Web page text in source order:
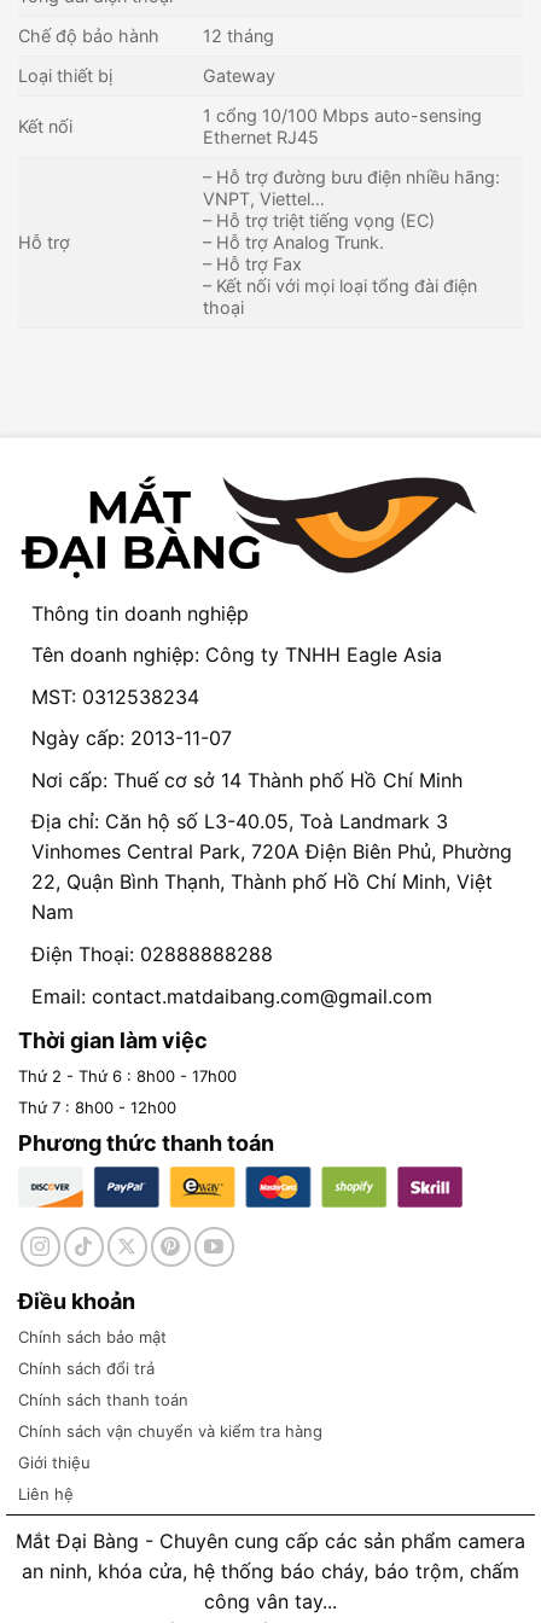
Chế độ bảo hành
12 tháng
Loại thiết bị
Gateway
Kết nối
1 cổng 10/100 Mbps auto-sensing
Ethernet RJ45
Hỗ trợ
– Hỗ trợ đường bưu điện nhiều hãng:
VNPT, Viettel…
– Hỗ trợ triệt tiếng vọng (EC)
– Hỗ trợ Analog Trunk.
– Hỗ trợ Fax
– Kết nối với mọi loại tổng đài điện
thoại
Thông tin doanh nghiệp
Tên doanh nghiệp: Công ty TNHH Eagle Asia
MST: 0312538234
Ngày cấp: 2013-11-07
Nơi cấp: Thuế cơ sở 14 Thành phố Hồ Chí Minh
Địa chỉ: Căn hộ số L3-40.05, Toà Landmark 3
Vinhomes Central Park, 720A Điện Biên Phủ, Phường
22, Quận Bình Thạnh, Thành phố Hồ Chí Minh, Việt
Nam
Điện Thoại: 02888888288
Email: contact.matdaibang.com@gmail.com
Thời gian làm việc
Thứ 2 - Thứ 6 : 8h00 - 17h00
Thứ 7 : 8h00 - 12h00
Phương thức thanh toán
Điều khoản
Chính sách bảo mật
Chính sách đổi trả
Chính sách thanh toán
Chính sách vận chuyển và kiểm tra hàng
Giới thiệu
Liên hệ
Mắt Đại Bàng - Chuyên cung cấp các sản phẩm camera
an ninh, khóa cửa, hệ thống báo cháy, báo trộm, chấm
công vân tay...